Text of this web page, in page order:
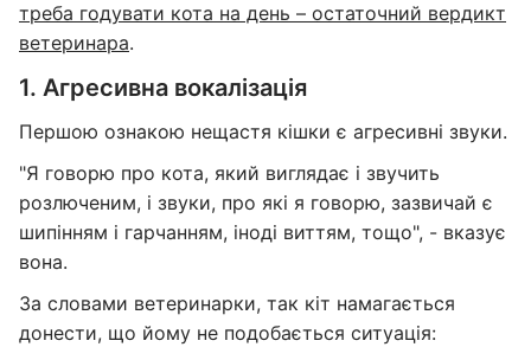
треба годувати кота на день – остаточний вердикт
ветеринара.
1. Агресивна вокалізація
Першою ознакою нещастя кішки є агресивні звуки.
"Я говорю про кота, який виглядає і звучить
розлюченим, і звуки, про які я говорю, зазвичай є
шипінням і гарчанням, іноді виттям, тощо", - вказує
вона.
За словами ветеринарки, так кіт намагається
донести, що йому не подобається ситуація: